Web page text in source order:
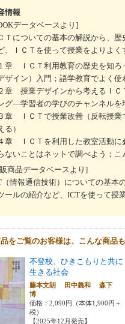
情報
データベースより]
Ｔについての基本の解説から、
、ＩＣＴを使って授業をよりよ
章 ＩＣＴ利用教育の歴史を知ろ
ザイン）入門；語学教育でよく
章 授業デザインから考えるＩＣ
グ―学習者の学びのチャンネルを
章 ＩＣＴで授業改善（反転授業
る）
章 ＩＣＴを利用した教室活動に
ないことはネットで調べよう；こ
商品データベースより]
（情報通信技術）についての基本
ールの紹介など、ICTを使って授
をご覧のお客様は、こんな商品
不登校、ひきこもりと共に
生きる社会
藤本文朗 田中義和 森下
博
価格：2,090円（本体1,900円＋
税）
【2025年12月発売】